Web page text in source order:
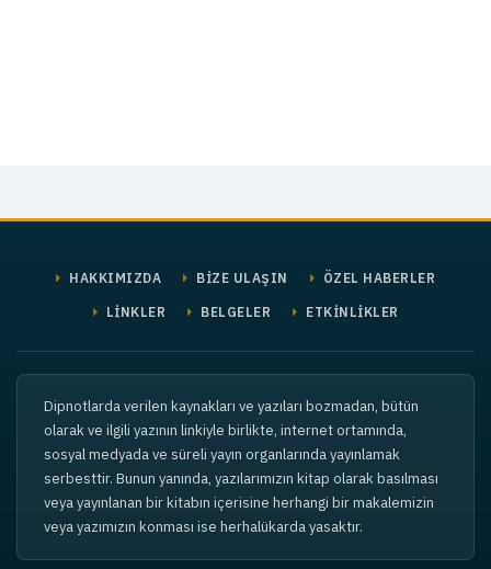
HAKKIMIZDA BİZE ULAŞIN ÖZEL HABERLER
LİNKLER BELGELER ETKİNLİKLER
Dipnotlarda verilen kaynakları ve yazıları bozmadan, bütün
olarak ve ilgili yazının linkiyle birlikte, internet ortamında,
sosyal medyada ve süreli yayın organlarında yayınlamak
serbesttir. Bunun yanında, yazılarımızın kitap olarak basılması
veya yayınlanan bir kitabın içerisine herhangi bir makalemizin
veya yazımızın konması ise herhalükarda yasaktır.